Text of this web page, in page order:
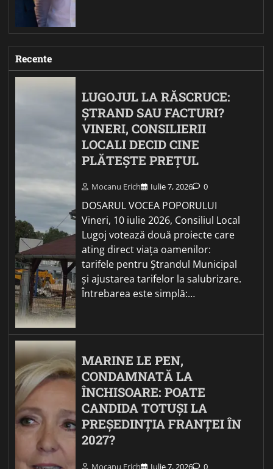
Recente
LUGOJUL LA RĂSCRUCE:
ȘTRAND SAU FACTURI?
VINERI, CONSILIERII
LOCALI DECID CINE
PLĂTEȘTE PREȚUL
Mocanu Erich Iulie 7, 2026 0
DOSARUL VOCEA POPORULUI
Vineri, 10 iulie 2026, Consiliul Local
Lugoj votează două proiecte care
ating direct viața oamenilor:
tarifele pentru Ștrandul Municipal
și ajustarea tarifelor la salubrizare.
Întrebarea este simplă:…
MARINE LE PEN,
CONDAMNATĂ LA
ÎNCHISOARE: POATE
CANDIDA TOTUȘI LA
PREȘEDINȚIA FRANȚEI ÎN
2027?
Mocanu Erich Iulie 7, 2026 0